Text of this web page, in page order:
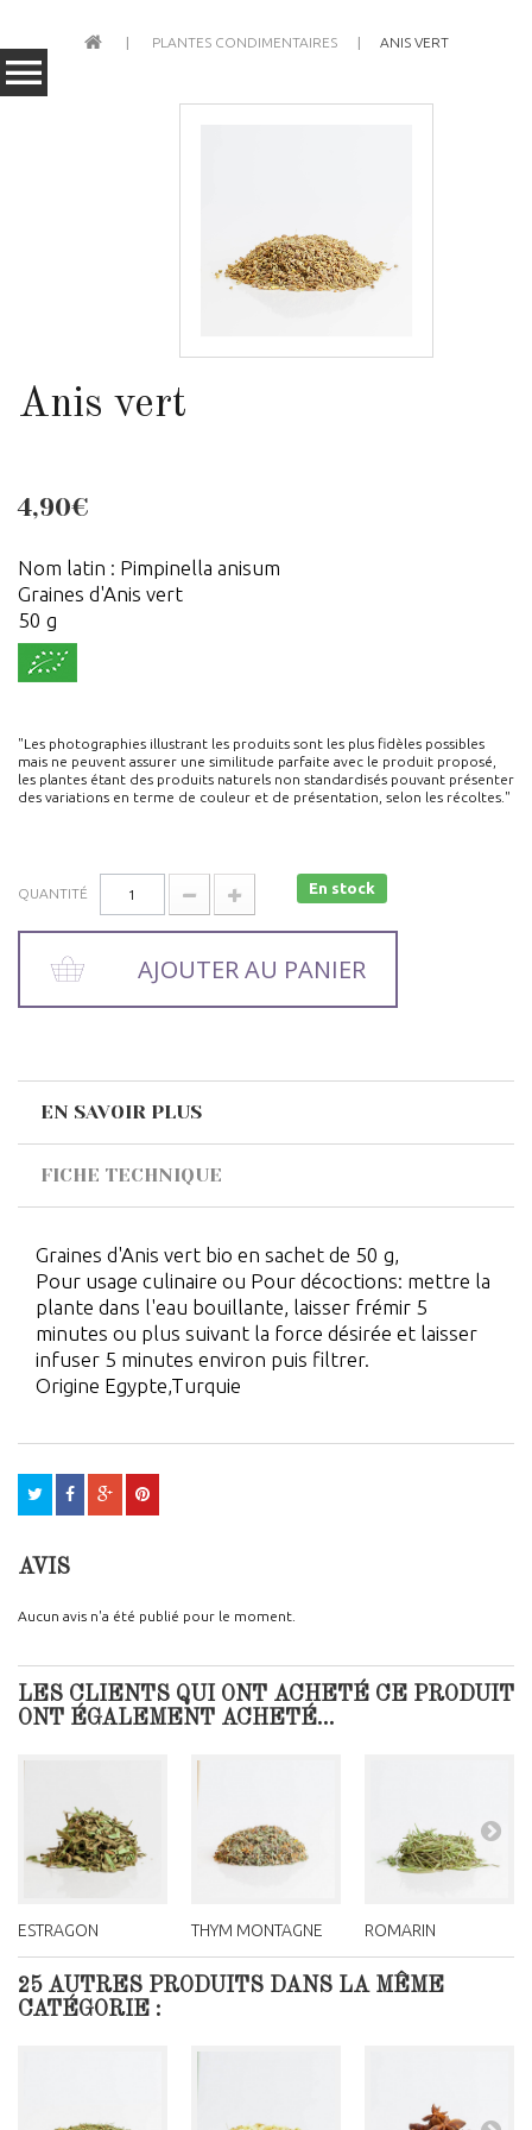
PLANTES CONDIMENTAIRES ANIS VERT
Anis vert
4,90€
Nom latin : Pimpinella anisum
Graines d'Anis vert
50 g
"Les photographies illustrant les produits sont les plus fidèles possibles
mais ne peuvent assurer une similitude parfaite avec le produit proposé,
les plantes étant des produits naturels non standardisés pouvant présenter
des variations en terme de couleur et de présentation, selon les récoltes."
QUANTITÉ En stock
AJOUTER AU PANIER
EN SAVOIR PLUS
FICHE TECHNIQUE
Graines d'Anis vert bio en sachet de 50 g,
Pour usage culinaire ou Pour décoctions: mettre la
plante dans l'eau bouillante, laisser frémir 5
minutes ou plus suivant la force désirée et laisser
infuser 5 minutes environ puis filtrer.
Origine Egypte,Turquie
AVIS
Aucun avis n'a été publié pour le moment.
LES CLIENTS QUI ONT ACHETÉ CE PRODUIT
ONT ÉGALEMENT ACHETÉ...
ESTRAGON THYM MONTAGNE ROMARIN
25 AUTRES PRODUITS DANS LA MÊME
CATÉGORIE :